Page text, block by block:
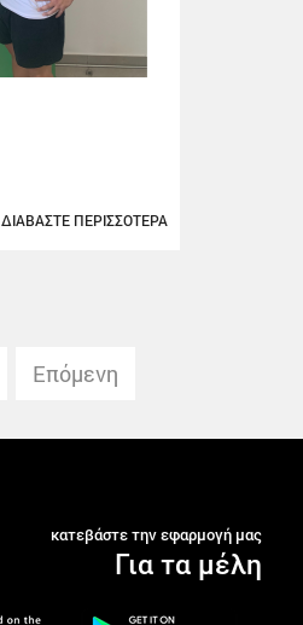
ΔΙΑΒΑΣΤΕ ΠΕΡΙΣΣΟΤΕΡΑ
Επόμενη
κατεβάστε την εφαρμογή μας
Για τα μέλη